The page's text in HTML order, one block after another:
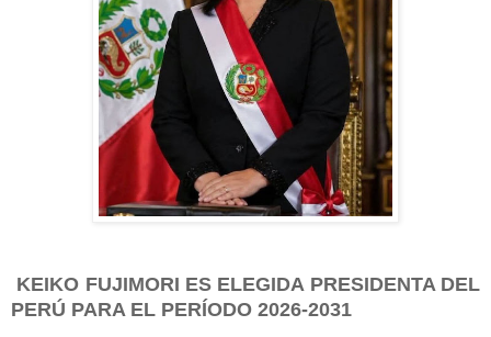
KEIKO FUJIMORI ES ELEGIDA PRESIDENTA DEL
PERÚ PARA EL PERÍODO 2026-2031